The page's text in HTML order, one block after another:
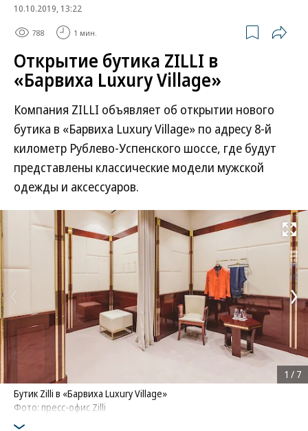
10.10.2019, 13:22
788 1 мин.
Открытие бутика ZILLI в
«Барвиха Luxury Village»
Компания ZILLI объявляет об открытии нового
бутика в «Барвиха Luxury Village» по адресу 8-й
километр Рублево-Успенского шоссе, где будут
представлены классические модели мужской
одежды и аксессуаров.
Развернуть
Бутик Zilli в «Барвиха Luxury Village»
Фото: пресс-офис Zilli
1 / 7